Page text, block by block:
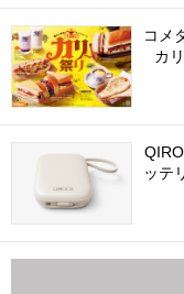
コメ
カ
ッテ